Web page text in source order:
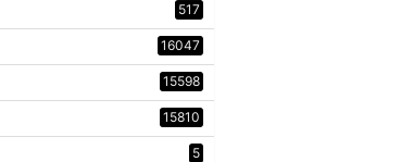
517
16047
15598
15810
5